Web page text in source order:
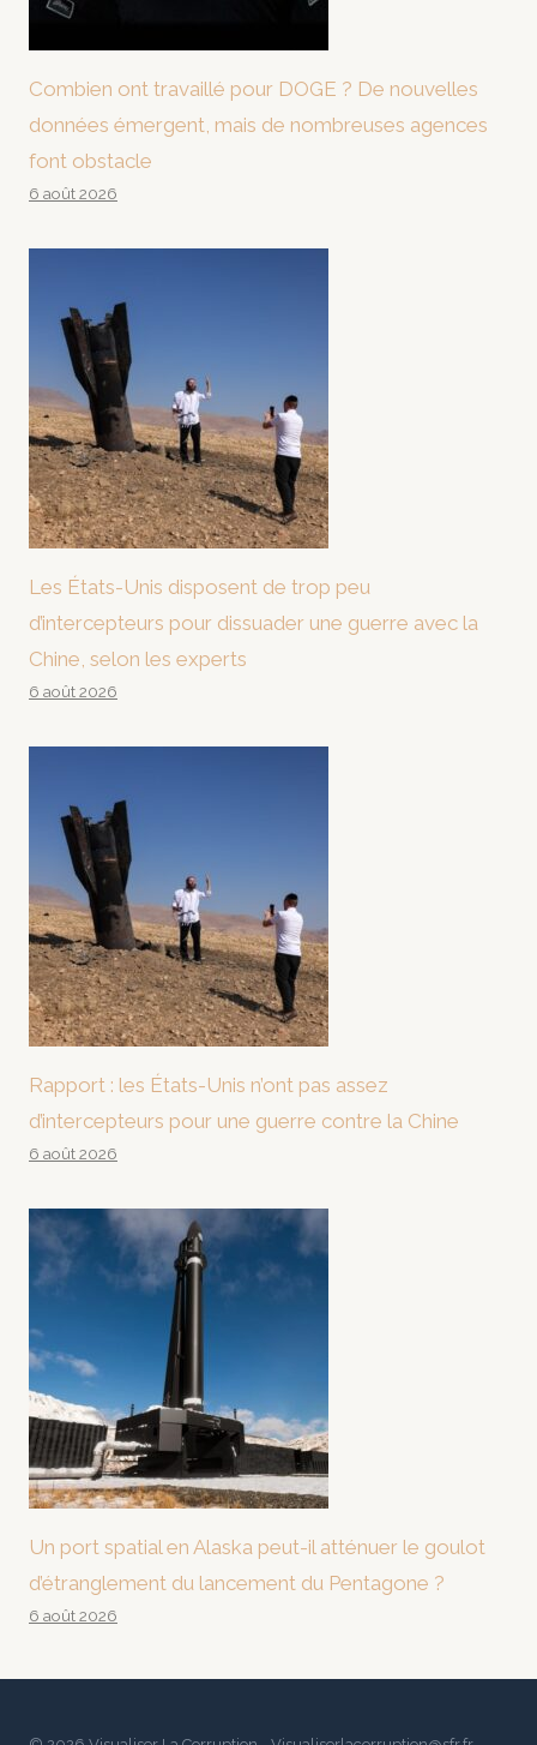
Combien ont travaillé pour DOGE ? De nouvelles
données émergent, mais de nombreuses agences
font obstacle
6 août 2026
Les États-Unis disposent de trop peu
d’intercepteurs pour dissuader une guerre avec la
Chine, selon les experts
6 août 2026
Rapport : les États-Unis n’ont pas assez
d’intercepteurs pour une guerre contre la Chine
6 août 2026
Un port spatial en Alaska peut-il atténuer le goulot
d’étranglement du lancement du Pentagone ?
6 août 2026